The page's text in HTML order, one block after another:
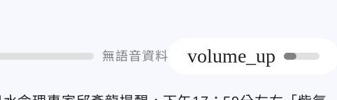
無語音資料 volume_up